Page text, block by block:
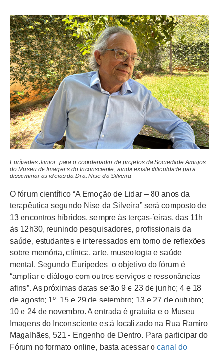
Eurípedes Junior: para o coordenador de projetos da Sociedade Amigos
do Museu de Imagens do Inconsciente, ainda existe dificuldade para
disseminar as ideias da Dra. Nise da Silveira
O fórum científico “A Emoção de Lidar – 80 anos da
terapêutica segundo Nise da Silveira” será composto de
13 encontros híbridos, sempre às terças-feiras, das 11h
às 12h30, reunindo pesquisadores, profissionais da
saúde, estudantes e interessados em torno de reflexões
sobre memória, clínica, arte, museologia e saúde
mental. Segundo Eurípedes, o objetivo do fórum é
“ampliar o diálogo com outros serviços e ressonâncias
afins”. As próximas datas serão 9 e 23 de junho; 4 e 18
de agosto; 1º, 15 e 29 de setembro; 13 e 27 de outubro;
10 e 24 de novembro. A entrada é gratuita e o Museu
Imagens do Inconsciente está localizado na Rua Ramiro
Magalhães, 521 - Engenho de Dentro. Para participar do
Fórum no formato online, basta acessar ocanal do